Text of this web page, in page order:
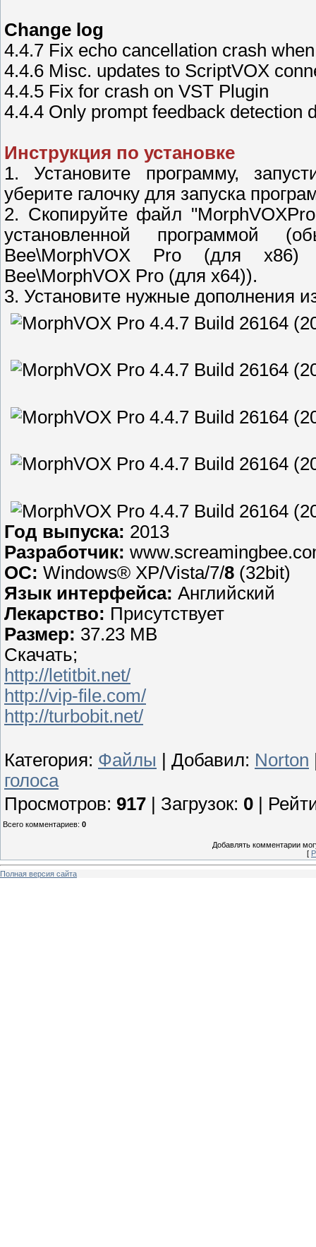
Change log
4.4.7 Fix echo cancellation crash
4.4.6 Misc. updates to ScriptVOX
4.4.5 Fix for crash on VST Plugin
4.4.4 Only prompt feedback detection
Инструкция по установке
1. Установите программу,
уберите галочку для запуска
2. Скопируйте файл
установленной программой
Bee\MorphVOX Pro (для x86)
Bee\MorphVOX Pro (для x64)).
3. Установите нужные дополнения
Год выпуска: 2013
Разработчик:
ОС: Windows® XP/Vista/7/8 (32bit)
Язык интерфейса: Английский
Лекарство: Присутствует
Размер: 37.23 MB
Скачать;
http://letitbit.net/
http://vip-file.com/
http://turbobit.net/
Категория: Файлы Добавил: Norton
голоса
Просмотров: 917 Загрузок: 0
Всего комментариев: 0
Добавлять комментарии
[
Полная версия сайта